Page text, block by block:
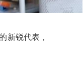
新锐代表，